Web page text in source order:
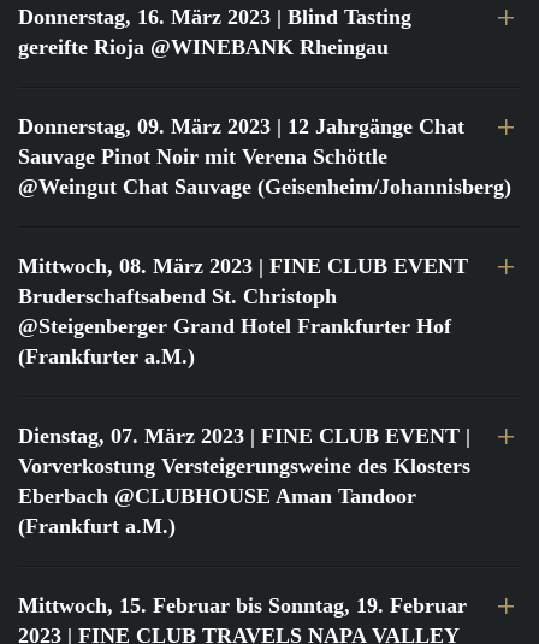
Donnerstag, 16. März 2023 | Blind Tasting
gereifte Rioja @WINEBANK Rheingau
Donnerstag, 09. März 2023 | 12 Jahrgänge Chat
Sauvage Pinot Noir mit Verena Schöttle
@Weingut Chat Sauvage (Geisenheim/Johannisberg)
Mittwoch, 08. März 2023 | FINE CLUB EVENT
Bruderschaftsabend St. Christoph
@Steigenberger Grand Hotel Frankfurter Hof
(Frankfurter a.M.)
Dienstag, 07. März 2023 | FINE CLUB EVENT |
Vorverkostung Versteigerungsweine des Klosters
Eberbach @CLUBHOUSE Aman Tandoor
(Frankfurt a.M.)
Mittwoch, 15. Februar bis Sonntag, 19. Februar
2023 | FINE CLUB TRAVELS NAPA VALLEY